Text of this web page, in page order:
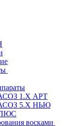
1.Х АРТ
АСОЗ 5.Х НЬЮ
восками